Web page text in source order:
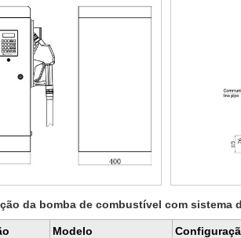
da bomba de combustível com sistema
Modelo